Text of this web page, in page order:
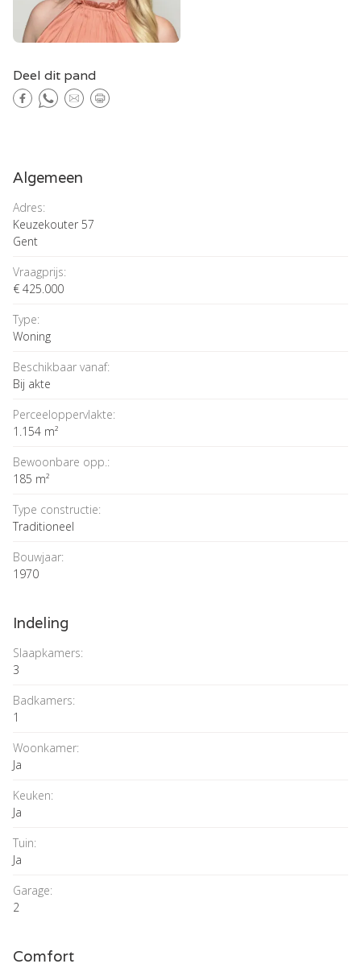
Deel dit pand
Algemeen
Adres:
Keuzekouter 57
Gent
Vraagprijs:
€ 425.000
Type:
Woning
Beschikbaar vanaf:
Bij akte
Perceeloppervlakte:
1.154 m²
Bewoonbare opp.:
185 m²
Type constructie:
Traditioneel
Bouwjaar:
1970
Indeling
Slaapkamers:
3
Badkamers:
1
Woonkamer:
Ja
Keuken:
Ja
Tuin:
Ja
Garage:
2
Comfort